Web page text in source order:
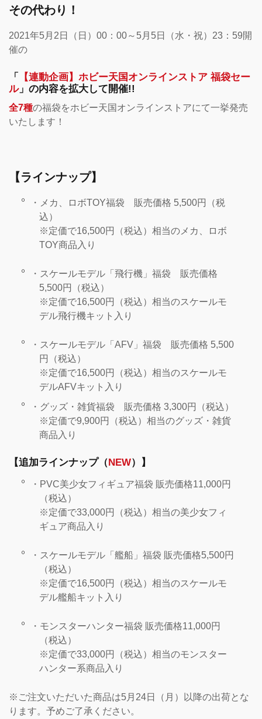
その代わり！
2021年5月2日（日）00：00～5月5日（水・祝）23：59開
催の
「
【連動企画】ホビー天国オンラインストア 福袋セー
ル」の内容を拡大して開催!!
全7種の福袋をホビー天国オンラインストアにて一挙発売
いたします！
【ラインナップ】
・メカ、ロボTOY福袋 販売価格 5,500円（税
込）
※定価で16,500円（税込）相当のメカ、ロボ
TOY商品入り
・スケールモデル「飛行機」福袋 販売価格
5,500円（税込）
※定価で16,500円（税込）相当のスケールモ
デル飛行機キット入り
・スケールモデル「AFV」福袋 販売価格 5,500
円（税込）
※定価で16,500円（税込）相当のスケールモ
デルAFVキット入り
・グッズ・雑貨福袋 販売価格 3,300円（税込）
※定価で9,900円（税込）相当のグッズ・雑貨
商品入り
【追加ラインナップ（NEW）】
・PVC美少女フィギュア福袋 販売価格11,000円
（税込）
※定価で33,000円（税込）相当の美少女フィ
ギュア商品入り
・スケールモデル「艦船」福袋 販売価格5,500円
（税込）
※定価で16,500円（税込）相当のスケールモ
デル艦船キット入り
・モンスターハンター福袋 販売価格11,000円
（税込）
※定価で33,000円（税込）相当のモンスター
ハンター系商品入り
※ご注文いただいた商品は5月24日（月）以降の出荷とな
ります。予めご了承ください。